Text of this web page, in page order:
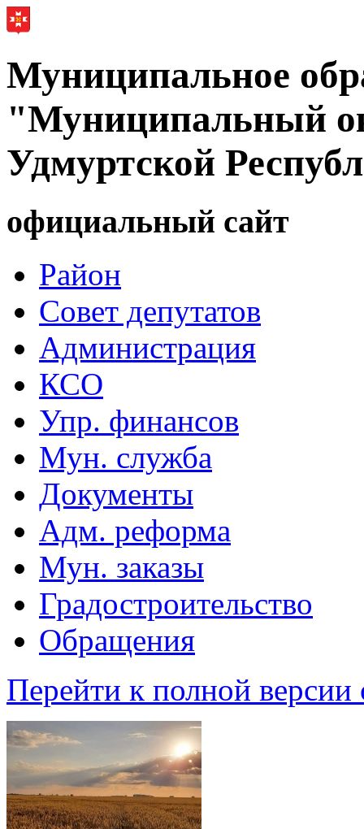
Муниципальное
"Муниципальный
Удмуртской
официальный сайт
Район
Совет депутатов
Администрация
КСО
Упр. финансов
Мун. служба
Документы
Адм. реформа
Мун. заказы
Градостроительство
Обращения
Перейти к полной версии